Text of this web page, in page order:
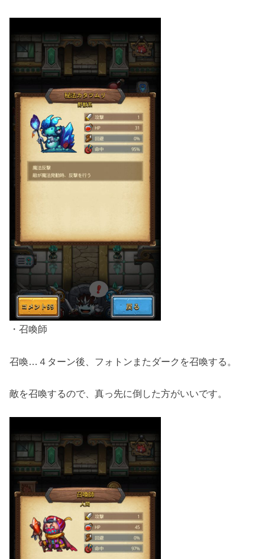
・召喚師
召喚…４ターン後、フォトンまたダークを召喚する。
敵を召喚するので、真っ先に倒した方がいいです。